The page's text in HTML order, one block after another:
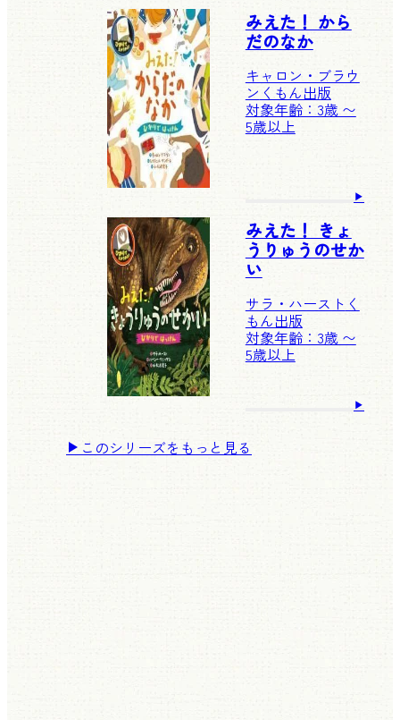
みえた！ から
だのなか
キャロン・ブラウ
ン くもん出版
対象年齢：3歳 〜
5歳以上
みえた！ きょ
うりゅうのせか
い
サラ・ハースト く
もん出版
対象年齢：3歳 〜
5歳以上
このシリーズをもっと見る